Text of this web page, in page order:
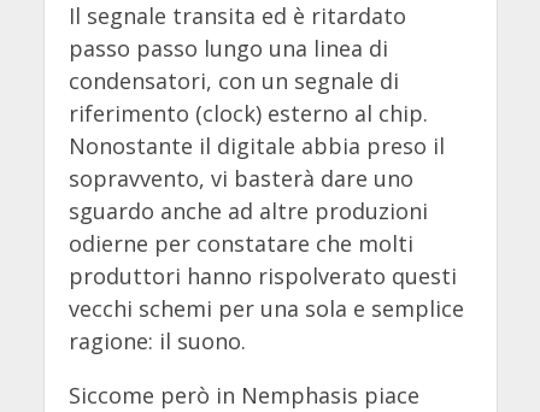
Il segnale transita ed è ritardato
passo passo lungo una linea di
condensatori, con un segnale di
riferimento (clock) esterno al chip.
Nonostante il digitale abbia preso il
sopravvento, vi basterà dare uno
sguardo anche ad altre produzioni
odierne per constatare che molti
produttori hanno rispolverato questi
vecchi schemi per una sola e semplice
ragione: il suono.
Siccome però in Nemphasis piace